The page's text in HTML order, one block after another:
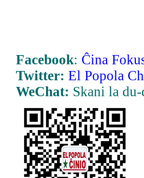
Facebook: Ĉina
Twitter: El Popola
WeChat: Skani la